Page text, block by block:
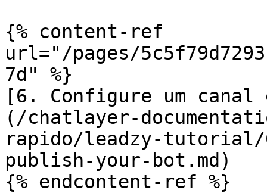
{% content-ref
url="/pages/
7d" %}
[6. Configure um
(/chatlayer-
rapido/leadzy-tutorial/
publish-your-bot.md)
{% endcontent-ref %}